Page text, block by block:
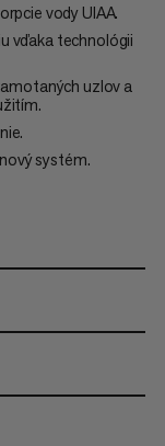
vody UIAA.
vďaka technológii
uzlov a
systém.